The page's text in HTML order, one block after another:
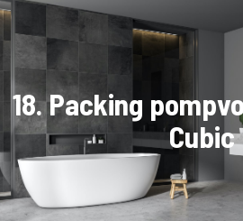
18. Packing
Cubic